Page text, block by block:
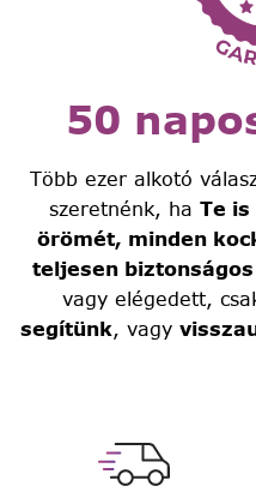
50
Több ezer alkotó
szeretnénk, ha Te
örömét, minden
teljesen biztonságos
vagy elégedett,
segítünk, vagy